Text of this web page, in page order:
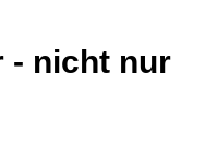
- nicht nur